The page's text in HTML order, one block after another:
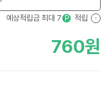
예상적립금 최대 7 P 적립 ?
760원